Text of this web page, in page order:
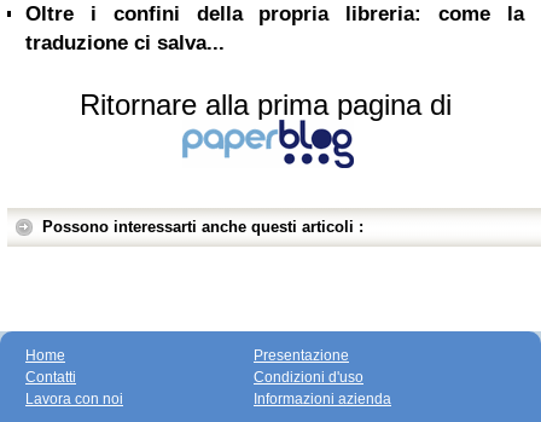
Oltre i confini della propria libreria: come la
traduzione ci salva...
Ritornare alla prima pagina di
Possono interessarti anche questi articoli :
Home
Contatti
Lavora con noi
Presentazione
Condizioni d'uso
Informazioni azienda